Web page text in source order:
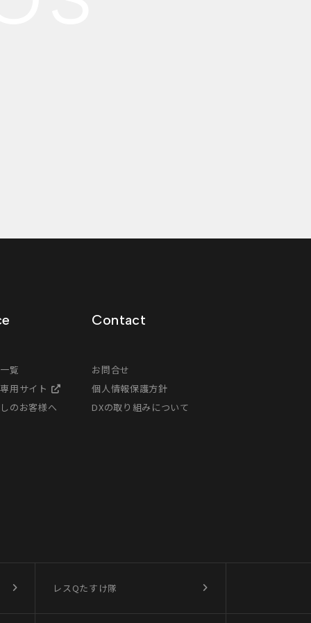
覧
用サイト
のお客様へ
Contact
お問合せ
個人情報保護方針
DXの取り組みについて
レスQたすけ隊